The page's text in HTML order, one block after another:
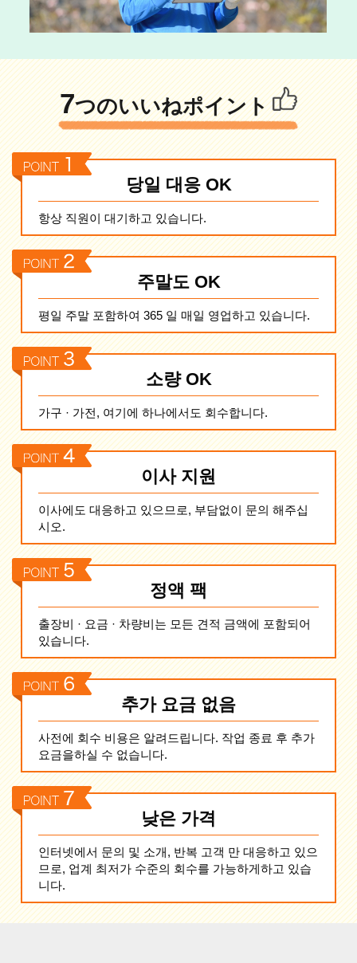
7つのいいねポイント
당일 대응 OK
항상 직원이 대기하고 있습니다.
주말도 OK
평일 주말 포함하여 365 일 매일 영업하고 있습니다.
소량 OK
가구 · 가전, 여기에 하나에서도 회수합니다.
이사 지원
이사에도 대응하고 있으므로, 부담없이 문의 해주십
시오.
정액 팩
출장비 · 요금 · 차량비는 모든 견적 금액에 포함되어
있습니다.
추가 요금 없음
사전에 회수 비용은 알려드립니다. 작업 종료 후 추가
요금을하실 수 없습니다.
낮은 가격
인터넷에서 문의 및 소개, 반복 고객 만 대응하고 있으
므로, 업계 최저가 수준의 회수를 가능하게하고 있습
니다.